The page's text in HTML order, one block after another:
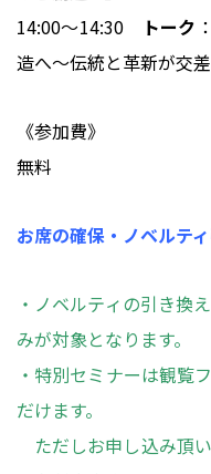
14:00～14:30
トーク
造へ〜伝統と革新が交
《参加費》
無料
お席の確保・ノベルテ
・ノベルティの引き換
みが対象となります。
・特別セミナーは観覧
だけます。
ただしお申し込み頂